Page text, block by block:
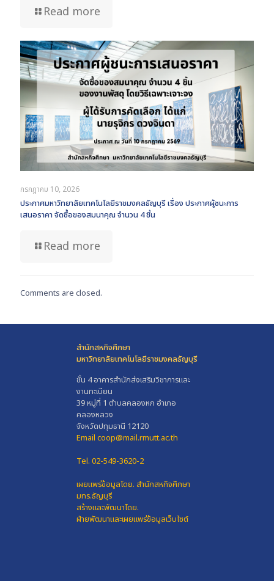
Read more
กรกฎาคม 10, 2026
ประกาศมหาวิทยาลัยเทคโนโลยีราชมงคลธัญบุรี เรื่อง ประกาศผู้ชนะการ
เสนอราคา จัดซื้อของสมนาคุณ จำนวน 4 ชิ้น
Read more
Comments are closed.
สำนักสหกิจศึกษา
มหาวิทยาลัยเทคโนโลยีราชมงคลธัญบุรี
ชั้น 4 อาคารสำนักส่งเสริมวิชาการและ
งานทะเบียน
39 หมู่ที่ 1 ตำบลคลองหก อำเภอ
คลองหลวง
จังหวัดปทุมธานี 12120
Email coop@mail.rmutt.ac.th
Tel. 02-549-3620-2
เผยแพร่ข้อมูลโดย. สำนักสหกิจศึกษา
มทร.ธัญบุรี
สร้างและพัฒนาโดย.
ฝ่ายพัฒนาและเผยแพร่ข้อมูลเว็บไซต์